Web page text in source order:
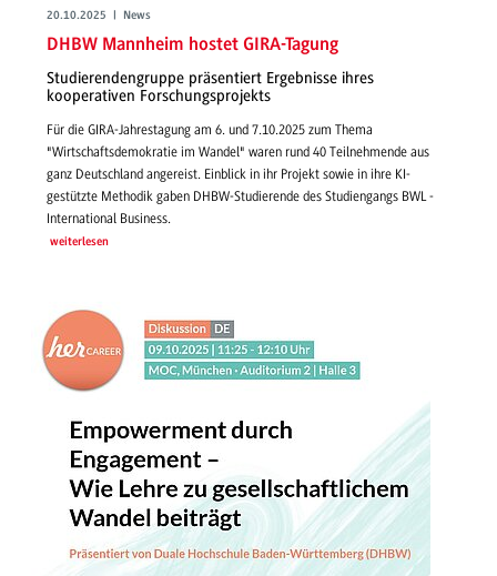
20.10.2025 | News
DHBW Mannheim hostet GIRA-Tagung
Studierendengruppe präsentiert Ergebnisse ihres
kooperativen Forschungsprojekts
Für die GIRA-Jahrestagung am 6. und 7.10.2025 zum Thema
"Wirtschaftsdemokratie im Wandel" waren rund 40 Teilnehmende aus
ganz Deutschland angereist. Einblick in ihr Projekt sowie in ihre KI-
gestützte Methodik gaben DHBW-Studierende des Studiengangs BWL -
International Business.
weiterlesen